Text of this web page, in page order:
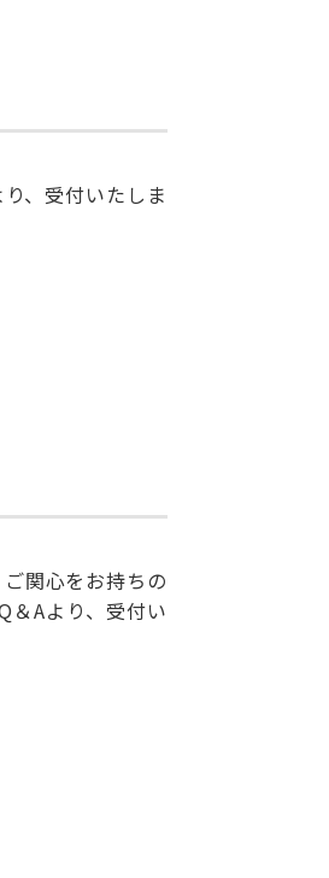
、受付いたしま
関心をお持ちの
＆Aより、受付い